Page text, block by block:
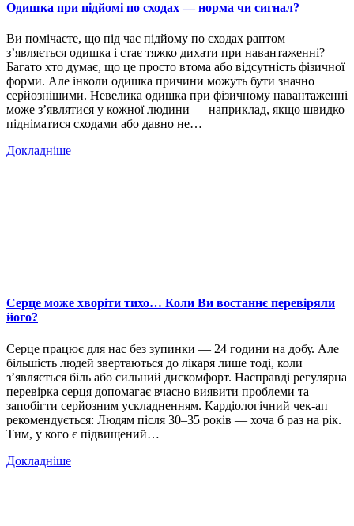
Одишка при підйомі по сходах — норма чи сигнал?
Ви помічаєте, що під час підйому по сходах раптом
з’являється одишка і стає тяжко дихати при навантаженні?
Багато хто думає, що це просто втома або відсутність фізичної
форми. Але інколи одишка причини можуть бути значно
серйознішими. Невелика одишка при фізичному навантаженні
може з’являтися у кожної людини — наприклад, якщо швидко
підніматися сходами або давно не…
Докладніше
Серце може хворіти тихо… Коли Ви востаннє перевіряли
його?
Серце працює для нас без зупинки — 24 години на добу. Але
більшість людей звертаються до лікаря лише тоді, коли
з’являється біль або сильний дискомфорт. Насправді регулярна
перевірка серця допомагає вчасно виявити проблеми та
запобігти серйозним ускладненням. Кардіологічний чек-ап
рекомендується: Людям після 30–35 років — хоча б раз на рік.
Тим, у кого є підвищений…
Докладніше